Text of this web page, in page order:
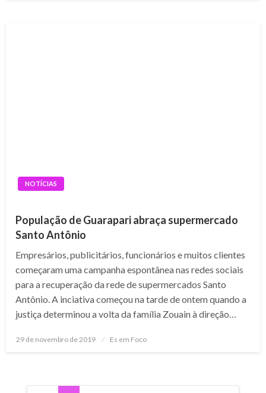
NOTÍCIAS
População de Guarapari abraça supermercado
Santo Antônio
Empresários, publicitários, funcionários e muitos clientes
começaram uma campanha espontânea nas redes sociais
para a recuperação da rede de supermercados Santo
Antônio. A inciativa começou na tarde de ontem quando a
justiça determinou a volta da família Zouain à direção…
Posted
29 de novembro de 2019 Es em Foco
Paginação